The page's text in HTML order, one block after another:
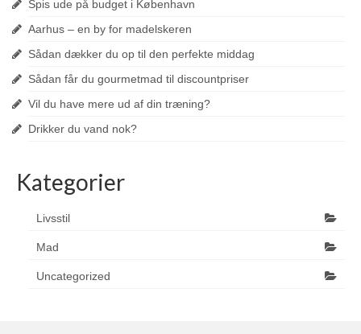
Spis ude på budget i København
Aarhus – en by for madelskeren
Sådan dækker du op til den perfekte middag
Sådan får du gourmetmad til discountpriser
Vil du have mere ud af din træning?
Drikker du vand nok?
Kategorier
Livsstil
Mad
Uncategorized